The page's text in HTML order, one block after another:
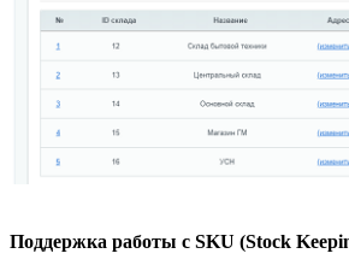
Поддержка работы с SKU (Stock